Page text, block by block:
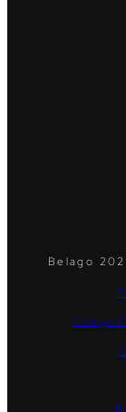
Belago
Código